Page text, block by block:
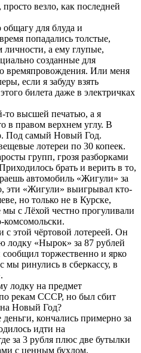
везло, как последней
для блуда и
попадались толстые,
личности, а ему глупые,
созданные для
времяпровождения. Или меня
если я забуду взять
билета даже в электричках
то высшей печатью, а я
в правом верхнем углу. В
Под самый Новый Год.
лотереи по 30 копеек.
групп, грозя разборками
брать и верить в то,
автомобиль «Жигули» за
эти «Жигули» выигрывал кто-
но только не в Курске,
мы с Лёхой честно прогуливали
комсомольски.
с этой чёртовой лотереей. Он
лодку «Нырок» за 87 рублей
торжественно и ярко
мы ринулись в сберкассу, в
лодку на предмет
рекам СССР, но был сбит
Новый Год?
кончались примерно за
идти на
за 3 рубля плюс две бутылки
с ценным бухлом.